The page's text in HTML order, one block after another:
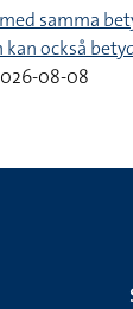
samma
också
08-08